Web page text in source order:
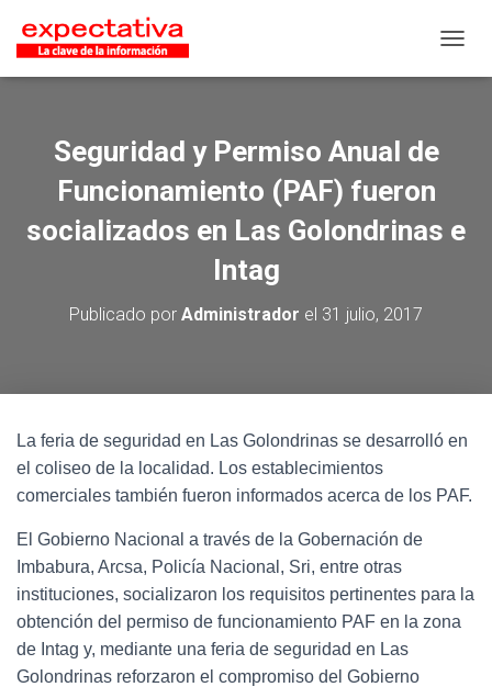
Seguridad y Permiso Anual de
Funcionamiento (PAF) fueron
socializados en Las Golondrinas e
Intag
Publicado por Administrador el 31 julio, 2017
La feria de seguridad en Las Golondrinas se desarrolló en
el coliseo de la localidad. Los establecimientos
comerciales también fueron informados acerca de los PAF.
El Gobierno Nacional a través de la Gobernación de
Imbabura, Arcsa, Policía Nacional, Sri, entre otras
instituciones, socializaron los requisitos pertinentes para la
obtención del permiso de funcionamiento PAF en la zona
de Intag y, mediante una feria de seguridad en Las
Golondrinas reforzaron el compromiso del Gobierno